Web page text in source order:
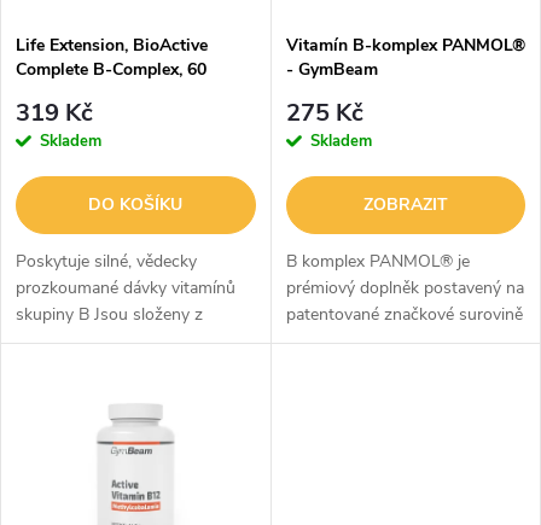
p
r
o
d
u
s
p
r
o
d
u
Life Extension, BioActive
Complete B-Complex, 60
319 Kč
Skladem
DO KOŠÍKU
Poskytuje silné, vědecky
prozkoumané dávky vitamínů
skupiny B Jsou složeny z
bioaktivních forem jednotlivých
Vitamín B-komplex PANMOL®
- GymBeam
275 Kč
Skladem
ZOBRAZIT
B komplex PANMOL® je
prémiový doplněk postavený na
patentované značkové surovině
PANMOL®, která se získává z